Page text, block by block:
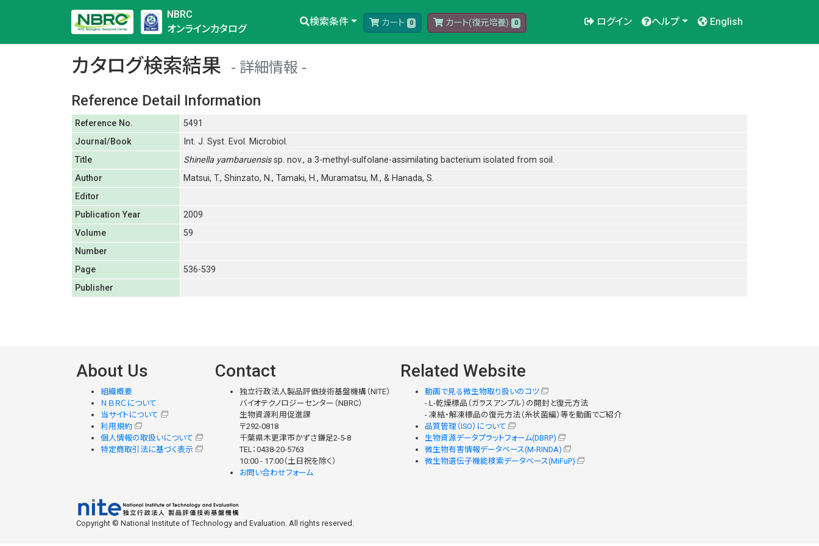
NBRC
オンラインカタログ
検索条件 カート 0 カート(復元培養) 0 ログイン ヘルプ English
カタログ検索結果
詳細情報
Reference Detail Information
Reference No.
5491
Journal/Book
Int. J. Syst. Evol. Microbiol.
Title
Shinella yambaruensissp. nov., a 3-methyl-sulfolane-assimilating bacterium isolated from soil.
Author
Matsui, T., Shinzato, N., Tamaki, H., Muramatsu, M., & Hanada, S.
Editor
Publication Year
2009
Volume
59
Number
Page
536-539
Publisher
About Us
組織概要
ＮＢＲＣについて
当サイトについて
利用規約
個人情報の取扱いについて
特定商取引法に基づく表示
Contact
独立行政法人製品評価技術基盤機構（NITE）
バイオテクノロジーセンター（NBRC）
生物資源利用促進課
〒292-0818
千葉県木更津市かずさ鎌足2-5-8
TEL：0438-20-5763
10:00 - 17:00（土日祝を除く）
お問い合わせフォーム
Related Website
動画で見る微生物取り扱いのコツ
- L-乾燥標品（ガラスアンプル）の開封と復元方法
- 凍結・解凍標品の復元方法（糸状菌編）等を動画でご紹介
品質管理（ISO）について
生物資源データプラットフォーム(DBRP)
微生物有害情報データベース(M-RINDA)
微生物遺伝子機能検索データベース(MiFuP)
Copyright © National Institute of Technology and Evaluation. All rights reserved.